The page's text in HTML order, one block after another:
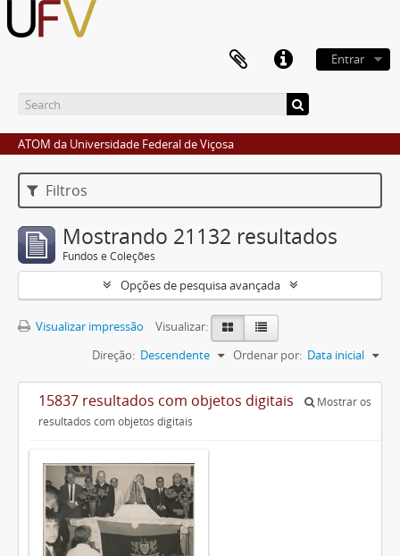
Entrar
ATOM da Universidade Federal de Viçosa
Filtros
Mostrando 21132 resultados
Fundos e Coleções
Opções de pesquisa avançada
Visualizar impressão
Visualizar:
Ordenar por: Data inicial
Direção: Descendente
15837 resultados com objetos digitais
Mostrar os
resultados com objetos digitais